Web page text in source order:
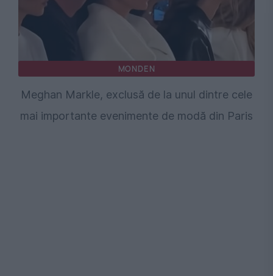
MONDEN
Meghan Markle, exclusă de la unul dintre cele
mai importante evenimente de modă din Paris